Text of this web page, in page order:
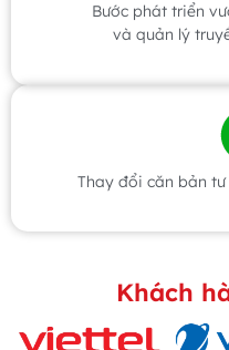
Bước phát triển
và quản lý
Thay đổi căn bản
Khách